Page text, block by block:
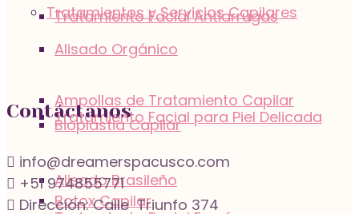
Tratamiento Facial Antiarrugas
Tratamiento Facial para Piel Delicada
Alisado Orgánico
Bioplastia Capilar
Botox Capilar
Tratamientos y Servicios Capilares
Ampollas de Tratamiento Capilar
Alisado Brasileño
Contáctanos
info@dreamerspacusco.com
+51 974855771
Dirección: Calle Triunfo 374